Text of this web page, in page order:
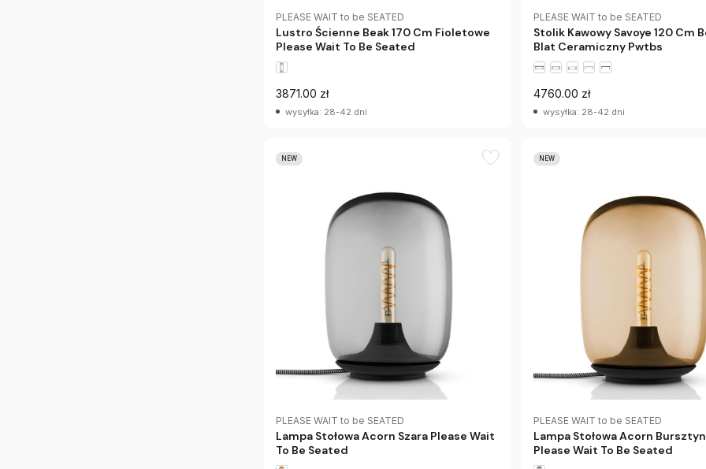
PLEASE WAIT to be SEATED
Lustro Ścienne Beak 170 Cm Fioletowe
Please Wait To Be Seated
3871.00 zł
wysyłka: 28-42 dni
PLEASE WAIT to be SEATED
Stolik Kawowy Savoye 120 Cm
Blat Ceramiczny Pwtbs
4760.00 zł
wysyłka: 28-42 dni
NEW
PLEASE WAIT to be SEATED
Lampa Stołowa Acorn Szara Please Wait
To Be Seated
NEW
PLEASE WAIT to be SEATED
Lampa Stołowa Acorn
Please Wait To Be Seated